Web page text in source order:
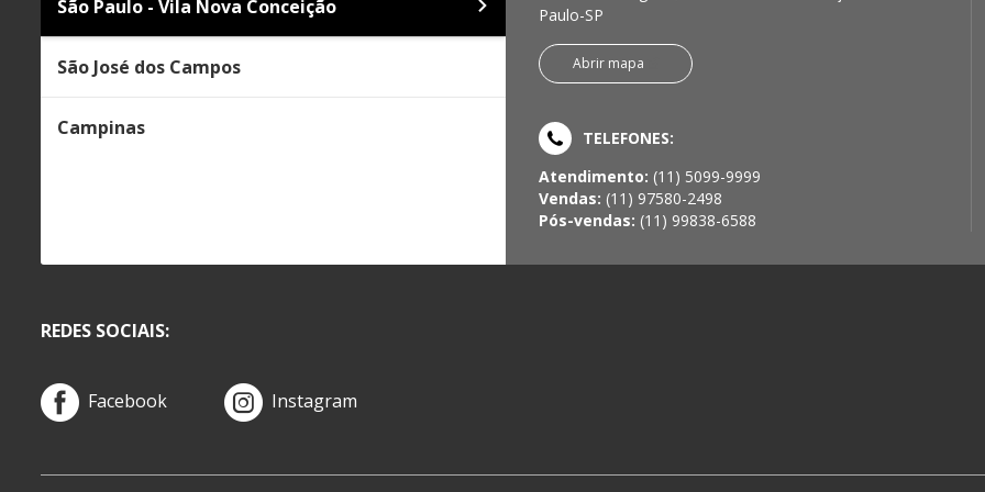
São Paulo - Vila Nova Conceição
São José dos Campos
Campinas
Paulo-SP
Abrir mapa
TELEFONES:
Atendimento: (11) 5099-9999
Vendas: (11) 97580-2498
Pós-vendas: (11) 99838-6588
REDES SOCIAIS:
Facebook Instagram